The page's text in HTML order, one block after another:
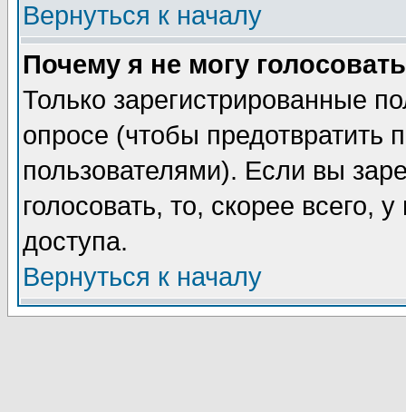
Вернуться к началу
Почему я не могу
Только зарегистрированные
опросе (чтобы предотвратить
пользователями). Если вы
голосовать, то, скорее всего,
доступа.
Вернуться к началу